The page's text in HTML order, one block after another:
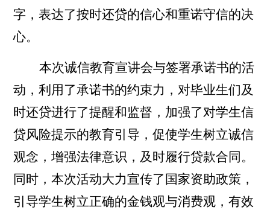
字，表达了按时还贷的信心和重诺守信的决
心。
本次诚信教育宣讲会与签署承诺书的活
动，利用了承诺书的约束力，对毕业生们及
时还贷进行了提醒和监督，加强了对学生信
贷风险提示的教育引导，促使学生树立诚信
观念，增强法律意识，及时履行贷款合同。
同时，本次活动大力宣传了国家资助政策，
引导学生树立正确的金钱观与消费观，有效